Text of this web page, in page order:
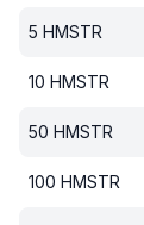
5 HMSTR
10 HMSTR
50 HMSTR
100 HMSTR